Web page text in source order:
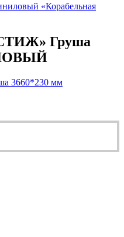
«Корабельная
Груша
3660*230 мм